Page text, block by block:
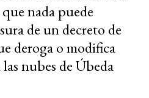
nada puede
de un decreto de
deroga o modifica
las nubes de Úbeda